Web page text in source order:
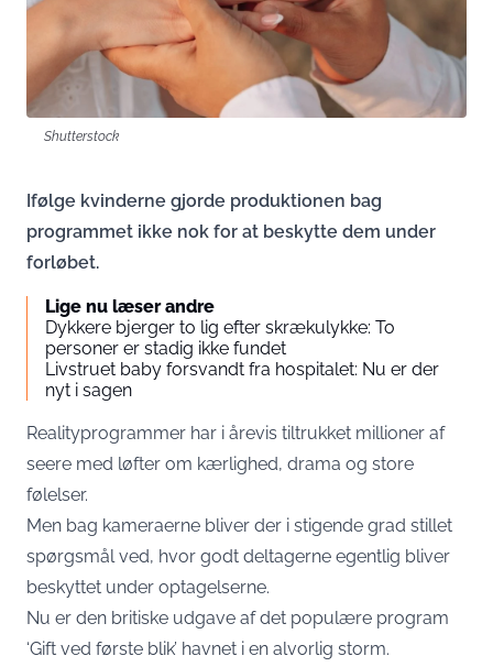
Shutterstock
Ifølge kvinderne gjorde produktionen bag
programmet ikke nok for at beskytte dem under
forløbet.
Lige nu læser andre
Dykkere bjerger to lig efter skrækulykke: To
personer er stadig ikke fundet
Livstruet baby forsvandt fra hospitalet: Nu er der
nyt i sagen
Realityprogrammer har i årevis tiltrukket millioner af
seere med løfter om kærlighed, drama og store
følelser.
Men bag kameraerne bliver der i stigende grad stillet
spørgsmål ved, hvor godt deltagerne egentlig bliver
beskyttet under optagelserne.
Nu er den britiske udgave af det populære program
‘Gift ved første blik’ havnet i en alvorlig storm.